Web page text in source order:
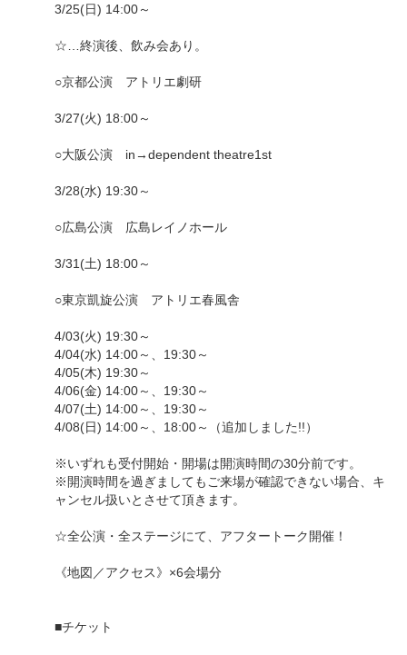
3/25(日) 14:00～
☆…終演後、飲み会あり。
○京都公演 アトリエ劇研
3/27(火) 18:00～
○大阪公演 in→dependent theatre1st
3/28(水) 19:30～
○広島公演 広島レイノホール
3/31(土) 18:00～
○東京凱旋公演 アトリエ春風舎
4/03(火) 19:30～
4/04(水) 14:00～、19:30～
4/05(木) 19:30～
4/06(金) 14:00～、19:30～
4/07(土) 14:00～、19:30～
4/08(日) 14:00～、18:00～（追加しました!!）
※いずれも受付開始・開場は開演時間の30分前です。
※開演時間を過ぎましてもご来場が確認できない場合、キ
ャンセル扱いとさせて頂きます。
☆全公演・全ステージにて、アフタートーク開催！
《地図／アクセス》×6会場分
■チケット